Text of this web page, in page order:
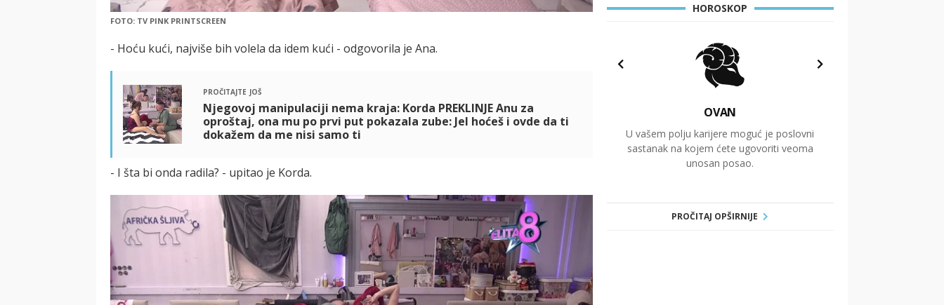
FOTO: TV PINK PRINTSCREEN
- Hoću kući, najviše bih volela da idem kući - odgovorila je Ana.
pročitajte još
Njegovoj manipulaciji nema kraja: Korda PREKLINJE Anu za
oproštaj, ona mu po prvi put pokazala zube: Jel hoćeš i ovde da ti
dokažem da me nisi samo ti
- I šta bi onda radila? - upitao je Korda.
HOROSKOP
OVAN
U vašem polju karijere moguć je poslovni
sastanak na kojem ćete ugovoriti veoma
unosan posao.
PROČITAJ OPŠIRNIJE